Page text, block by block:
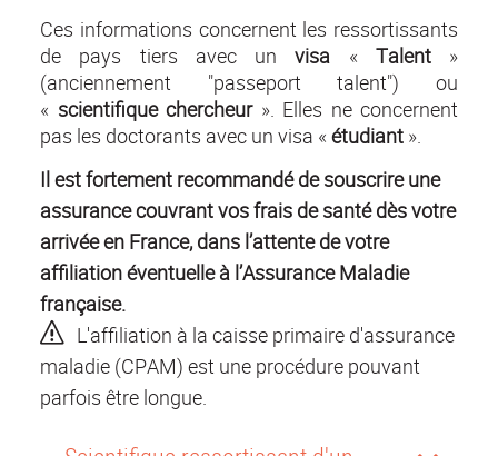
Ces informations concernent les ressortissants
de pays tiers avec unvisa « Talent »
(anciennement "passeport talent") ou
« scientifique chercheur». Elles ne concernent
pas les doctorants avec un visa « étudiant ».
Il est fortement recommandé de souscrire une
assurance couvrant vos frais de santé dès votre
arrivée en France, dans l’attente de votre
affiliation éventuelle à l’Assurance Maladie
française.
L'affiliation à la caisse primaire d'assurance
maladie (CPAM) est une procédure pouvant
parfois être longue.